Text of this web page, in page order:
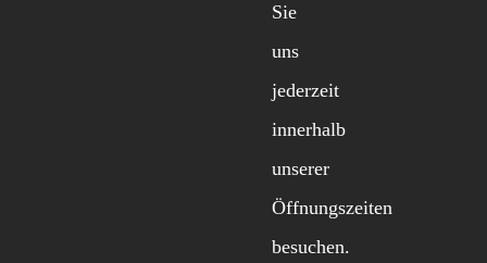
Sie
uns
jederzeit
innerhalb
unserer
Öffnungszeiten
besuchen.